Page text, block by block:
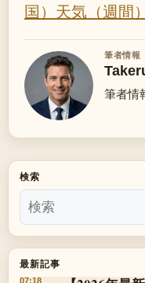
国） 天気（週間）
筆者情報
筆者情
検索
最新記事
07:18